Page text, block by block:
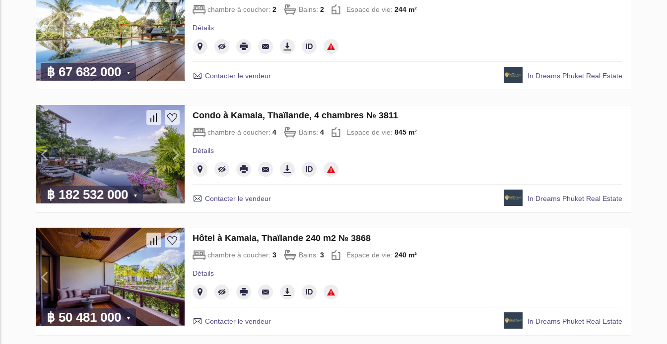
฿ 67 682 000
chambre à coucher: 2 Bains: 2 Espace de vie: 244 m²
Détails
Contacter le vendeur In Dreams Phuket Real Estate
฿ 182 532 000
Condo à Kamala, Thaïlande, 4 chambres № 3811
chambre à coucher: 4 Bains: 4 Espace de vie: 845 m²
Détails
Contacter le vendeur In Dreams Phuket Real Estate
฿ 50 481 000
Hôtel à Kamala, Thaïlande 240 m2 № 3868
chambre à coucher: 3 Bains: 3 Espace de vie: 240 m²
Détails
Contacter le vendeur In Dreams Phuket Real Estate